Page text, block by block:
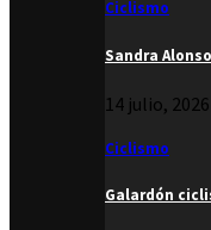
Ciclismo
Sandra
14 julio, 2026
Ciclismo
Galardón